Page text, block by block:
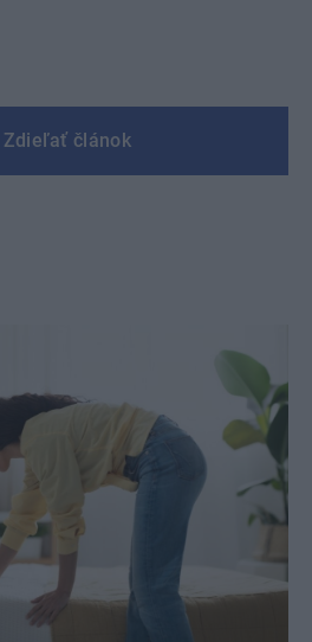
Zdieľať článok